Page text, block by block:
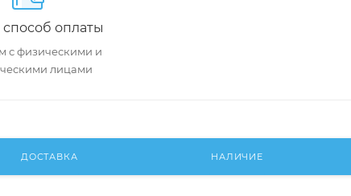
оплаты
с физическими и
лицами
ДОСТАВКА НАЛИЧИЕ